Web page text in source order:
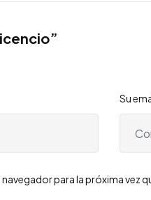
Su
para la próxima vez